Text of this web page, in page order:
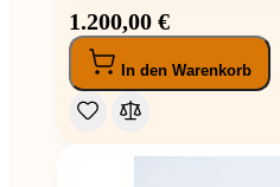
1.200,00 €
In den Warenkorb